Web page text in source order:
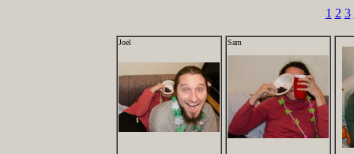
1 2 3
Joel Sam